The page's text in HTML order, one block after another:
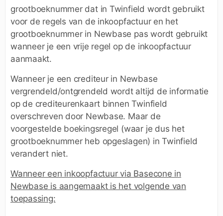
grootboeknummer dat in Twinfield wordt gebruikt
voor de regels van de inkoopfactuur en het
grootboeknummer in Newbase pas wordt gebruikt
wanneer je een vrije regel op de inkoopfactuur
aanmaakt.
Wanneer je een crediteur in Newbase
vergrendeld/ontgrendeld wordt altijd de informatie
op de crediteurenkaart binnen Twinfield
overschreven door Newbase. Maar de
voorgestelde boekingsregel (waar je dus het
grootboeknummer heb opgeslagen) in Twinfield
verandert niet.
Wanneer een inkoopfactuur via Basecone in
Newbase is aangemaakt is het volgende van
toepassing: